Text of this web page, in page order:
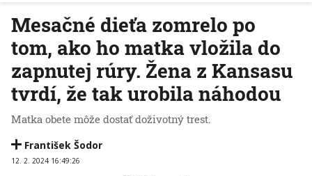
Mesačné dieťa zomrelo po
tom, ako ho matka vložila do
zapnutej rúry. Žena z Kansasu
tvrdí, že tak urobila náhodou
Matka obete môže dostať doživotný trest.
František Šodor
12. 2. 2024 16:49:26